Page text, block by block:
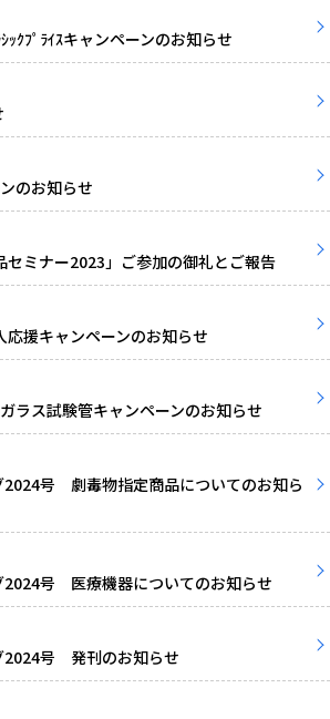
ｯｸﾌﾟﾗｲｽキャンペーンのお知らせ
のお知らせ
セミナー2023」ご参加の御礼とご報告
応援キャンペーンのお知らせ
ラス試験管キャンペーンのお知らせ
2024号 劇毒物指定商品についてのお知ら
2024号 医療機器についてのお知らせ
2024号 発刊のお知らせ